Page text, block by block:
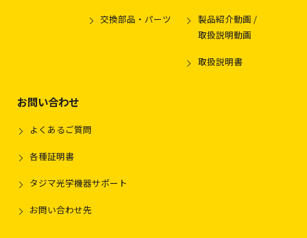
交換部品・パーツ
製品紹介動画 /
取扱説明動画
取扱説明書
お問い合わせ
よくあるご質問
各種証明書
タジマ光学機器サポート
お問い合わせ先